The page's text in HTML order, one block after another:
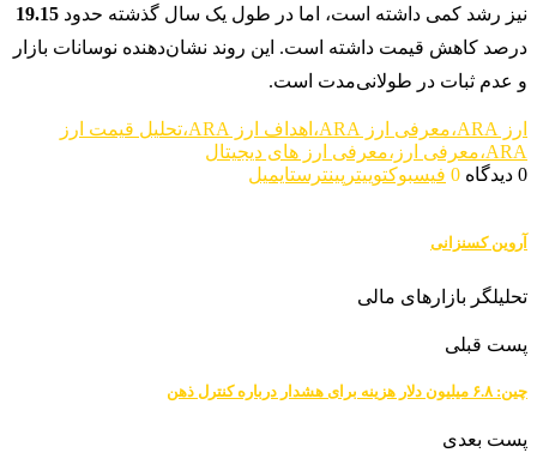
نیز رشد کمی داشته است، اما در طول یک سال گذشته حدود 19.15
درصد کاهش قیمت داشته است. این روند نشان‌دهنده نوسانات بازار
و عدم ثبات در طولانی‌مدت است.
ارز ARA،معرفی ارز ARA،اهداف ارز ARA،تحلیل قیمت ارز
ARA،معرفی ارز،معرفی ارز های دیجیتال
0 دیدگاه
0 فیسبوکتوییتر پینترستایمیل
آروین کسنزانی
تحلیلگر بازارهای مالی
پست قبلی
چین: ۶.۸ میلیون دلار هزینه برای هشدار درباره کنترل ذهن
پست بعدی